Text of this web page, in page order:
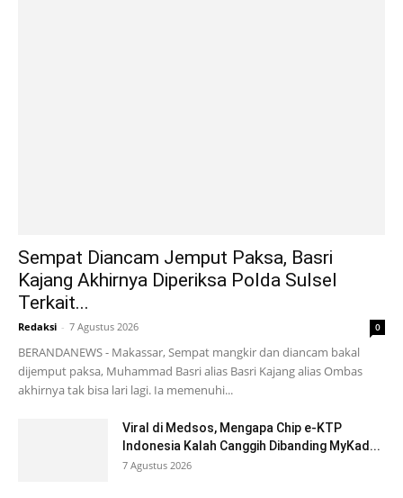
Sempat Diancam Jemput Paksa, Basri
Kajang Akhirnya Diperiksa Polda Sulsel
Terkait...
Redaksi - 7 Agustus 2026 0
BERANDANEWS - Makassar, Sempat mangkir dan diancam bakal
dijemput paksa, Muhammad Basri alias Basri Kajang alias Ombas
akhirnya tak bisa lari lagi. Ia memenuhi...
Viral di Medsos, Mengapa Chip e-KTP
Indonesia Kalah Canggih Dibanding MyKad...
7 Agustus 2026